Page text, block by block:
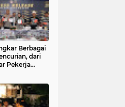
Berbagai
dari
Pekerja